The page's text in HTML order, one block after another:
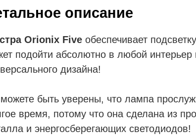
описание
Orionix Five обеспечивает
подойти абсолютно в любой интерьер
дизайна!
быть уверены, что лампа
время, потому что она сделана из
и энергосберегающих светодиодов!